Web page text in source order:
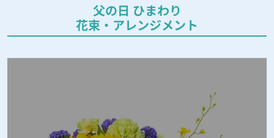
父の日 ひまわり
花束・アレンジメント